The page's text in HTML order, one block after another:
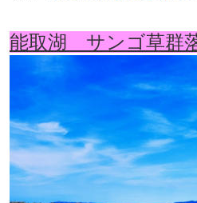
能取湖 サンゴ草群